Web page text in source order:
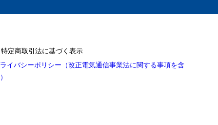
特定商取引法に基づく表示
イバシーポリシー（改正電気通信事業法に関する事項を含